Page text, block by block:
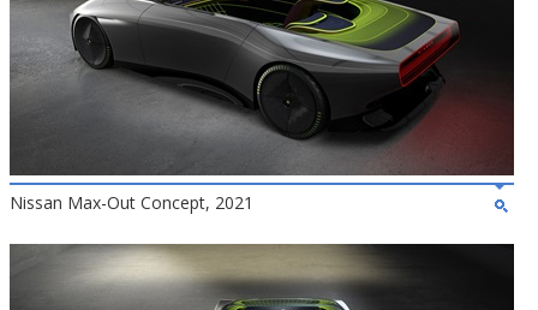
Nissan Max-Out Concept, 2021